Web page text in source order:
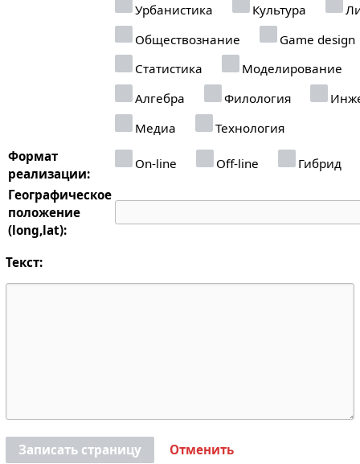
Урбанистика
Культура
Обществознание
Game design
Статистика
Моделирование
Алгебра
Филология
Медиа
Технология
Формат
реализации:
On-line Off-line
Гибрид
Географическое
положение
(long,lat):
Текст:
Записать страницу Отменить